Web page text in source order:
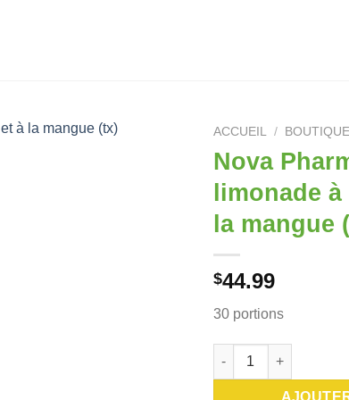
ACCUEIL / BOUTIQUE
Nova
limonade
la mangue
$44.99
30 portions
quantité de Nova